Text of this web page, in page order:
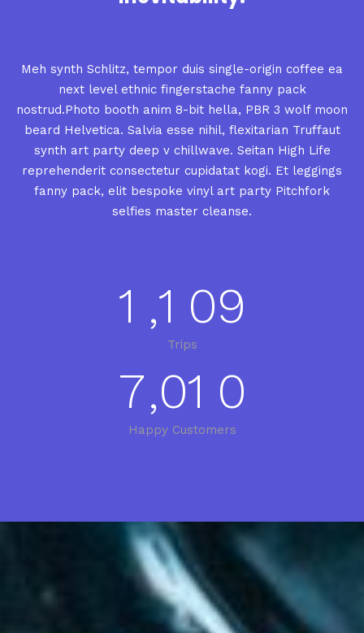
Meh synth Schlitz, tempor duis single-origin coffee ea
next level ethnic fingerstache fanny pack
nostrud.Photo booth anim 8-bit hella, PBR 3 wolf moon
beard Helvetica. Salvia esse nihil, flexitarian Truffaut
synth art party deep v chillwave. Seitan High Life
reprehenderit consectetur cupidatat kogi. Et leggings
fanny pack, elit bespoke vinyl art party Pitchfork
selfies master cleanse.
1 ,1 09
Trips
7,01 0
Happy Customers